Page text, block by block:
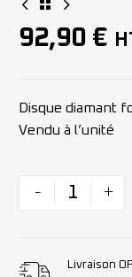
92,90 €
Disque diamant
Vendu à l’unité
- +
Livraison